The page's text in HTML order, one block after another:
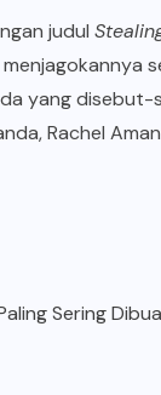
judul
yang
Rachel
Sering